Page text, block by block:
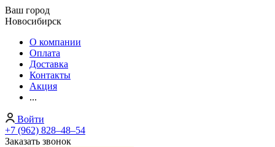
Ваш город
Новосибирск
О компании
Оплата
Доставка
Контакты
Акция
...
Войти
+7 (962) 828‒48‒54
Заказать звонок